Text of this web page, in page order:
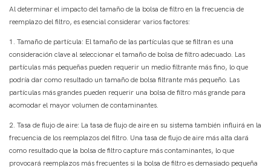
Al determinar el impacto del tamaño de la bolsa de filtro en la frecuencia de
reemplazo del filtro, es esencial considerar varios factores:
1. Tamaño de partícula: El tamaño de las partículas que se filtran es una
consideración clave al seleccionar el tamaño de bolsa de filtro adecuado. Las
partículas más pequeñas pueden requerir un medio filtrante más fino, lo que
podría dar como resultado un tamaño de bolsa filtrante más pequeño. Las
partículas más grandes pueden requerir una bolsa de filtro más grande para
acomodar el mayor volumen de contaminantes.
2. Tasa de flujo de aire: La tasa de flujo de aire en su sistema también influirá en la
frecuencia de los reemplazos del filtro. Una tasa de flujo de aire más alta dará
como resultado que la bolsa de filtro capture más contaminantes, lo que
provocará reemplazos más frecuentes si la bolsa de filtro es demasiado pequeña